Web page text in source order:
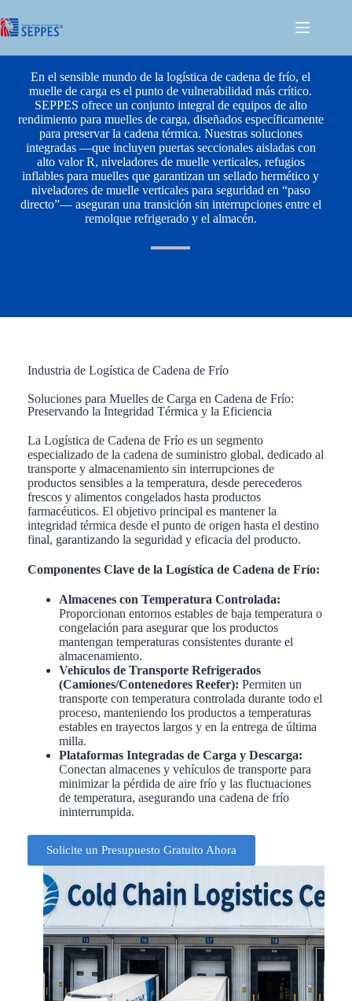
En el sensible mundo de la logística de cadena de frío, el
muelle de carga es el punto de vulnerabilidad más crítico.
SEPPES ofrece un conjunto integral de equipos de alto
rendimiento para muelles de carga, diseñados específicamente
para preservar la cadena térmica. Nuestras soluciones
integradas —que incluyen puertas seccionales aisladas con
alto valor R, niveladores de muelle verticales, refugios
inflables para muelles que garantizan un sellado hermético y
niveladores de muelle verticales para seguridad en “paso
directo”— aseguran una transición sin interrupciones entre el
remolque refrigerado y el almacén.
Industria de Logística de Cadena de Frío
Soluciones para Muelles de Carga en Cadena de Frío:
Preservando la Integridad Térmica y la Eficiencia
La Logística de Cadena de Frío es un segmento
especializado de la cadena de suministro global, dedicado al
transporte y almacenamiento sin interrupciones de
productos sensibles a la temperatura, desde perecederos
frescos y alimentos congelados hasta productos
farmacéuticos. El objetivo principal es mantener la
integridad térmica desde el punto de origen hasta el destino
final, garantizando la seguridad y eficacia del producto.
Componentes Clave de la Logística de Cadena de Frío:
Almacenes con Temperatura Controlada:
Proporcionan entornos estables de baja temperatura o
congelación para asegurar que los productos
mantengan temperaturas consistentes durante el
almacenamiento.
Vehículos de Transporte Refrigerados
(Camiones/Contenedores Reefer): Permiten un
transporte con temperatura controlada durante todo el
proceso, manteniendo los productos a temperaturas
estables en trayectos largos y en la entrega de última
milla.
Plataformas Integradas de Carga y Descarga:
Conectan almacenes y vehículos de transporte para
minimizar la pérdida de aire frío y las fluctuaciones
de temperatura, asegurando una cadena de frío
ininterrumpida.
Solicite un Presupuesto Gratuito Ahora